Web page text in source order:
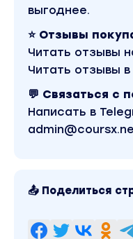
создание бонуса
структура
написание
нейросеть
создание
через нейросеть
Это новейший курс,
платных и
Литрес
варианты
выгоднее.
⭐ Отзывы
Читать отзывы
Читать отзывы
💬 Связаться с
Написать в
📤 Поделиться